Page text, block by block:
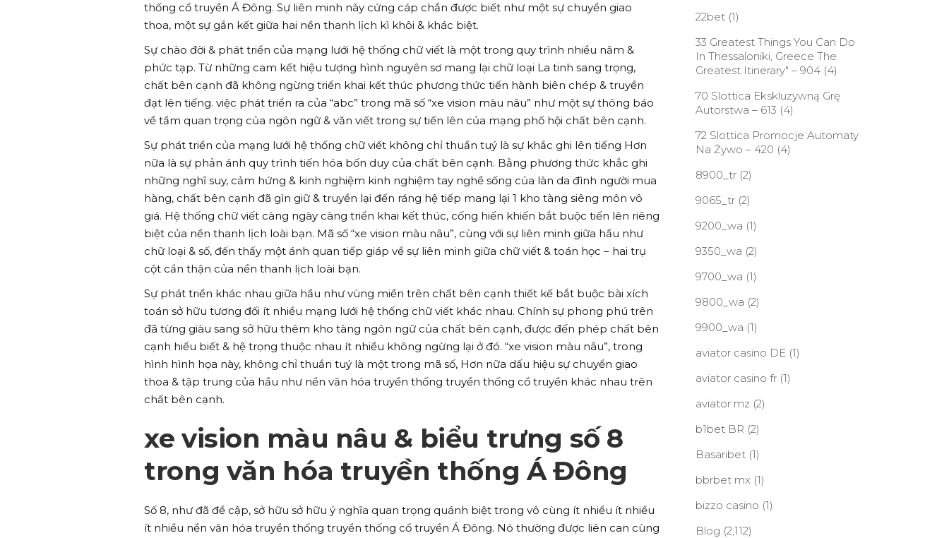
thống cổ truyền Á Đông. Sự liên minh này cứng cáp chắn được biết như một sự chuyển giao
thoa, một sự gắn kết giữa hai nền thanh lịch kì khôi & khác biệt.
Sự chào đời & phát triển của mạng lưới hệ thống chữ viết là một trong quy trình nhiều năm &
phức tạp. Từ những cam kết hiệu tượng hình nguyên sơ mang lại chữ loại La tinh sang trọng,
chất bên cạnh đã không ngừng triển khai kết thúc phương thức tiến hành biên chép & truyền
đạt lên tiếng. việc phát triển ra của “abc” trong mã số “xe vision màu nâu” như một sự thông báo
về tầm quan trọng của ngôn ngữ & văn viết trong sự tiến lên của mạng phố hội chất bên cạnh.
Sự phát triển của mạng lưới hệ thống chữ viết không chỉ thuần tuý là sự khắc ghi lên tiếng Hơn
nữa là sự phản ánh quy trình tiến hóa bốn duy của chất bên cạnh. Bằng phương thức khắc ghi
những nghĩ suy, cảm hứng & kinh nghiệm kinh nghiệm tay nghề sống của làn da đình người mua
hàng, chất bên cạnh đã gìn giữ & truyền lại đến ráng hệ tiếp mang lại 1 kho tàng siêng môn vô
giá. Hệ thống chữ viết càng ngày càng triển khai kết thúc, cống hiến khiến bắt buộc tiến lên riêng
biệt của nền thanh lịch loài bạn. Mã số “xe vision màu nâu”, cùng với sự liên minh giữa hầu như
chữ loại & số, đến thấy một ánh quan tiếp giáp về sự liên minh giữa chữ viết & toán học – hai trụ
cột cẩn thận của nền thanh lịch loài bạn.
Sự phát triển khác nhau giữa hầu như vùng miền trên chất bên cạnh thiết kế bắt buộc bài xích
toán sở hữu tương đối ít nhiều mạng lưới hệ thống chữ viết khác nhau. Chính sự phong phú trên
đã từng giàu sang sở hữu thêm kho tàng ngôn ngữ của chất bên cạnh, được đến phép chất bên
cạnh hiểu biết & hệ trọng thuộc nhau ít nhiều không ngừng lại ở đó. “xe vision màu nâu”, trong
hình hình họa này, không chỉ thuần tuý là một trong mã số, Hơn nữa dấu hiệu sự chuyển giao
thoa & tập trung của hầu như nền văn hóa truyền thống truyền thống cổ truyền khác nhau trên
chất bên cạnh.
xe vision màu nâu & biểu trưng số 8
trong văn hóa truyền thống Á Đông
Số 8, như đã đề cập, sở hữu sở hữu ý nghĩa quan trọng quánh biệt trong vô cùng ít nhiều ít nhiều
ít nhiều nền văn hóa truyền thống truyền thống cổ truyền Á Đông. Nó thường được liên can cùng
22bet(1)
33 Greatest Things You Can Do
In Thessaloniki, Greece The
Greatest Itinerary" – 904(4)
70 Slottica Ekskluzywną Grę
Autorstwa – 613 (4)
72 Slottica Promocje Automaty
Na Żywo – 420 (4)
8900_tr(2)
9065_tr(2)
9200_wa (1)
9350_wa (2)
9700_wa (1)
9800_wa (2)
9900_wa (1)
aviator casino DE(1)
aviator casino fr(1)
aviator mz (2)
b1bet BR (2)
Basaribet(1)
bbrbet mx (1)
bizzo casino (1)
Blog (2,112)